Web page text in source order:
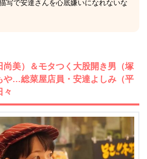
写で安達さんを心底嫌いになれないな
尚美）＆モタつく大股開き男（塚
や…総菜屋店員・安達よしみ（平
々